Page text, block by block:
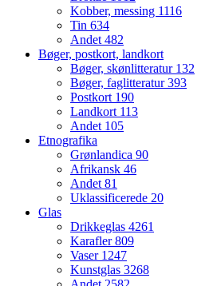
Kobber, messing 1116
Tin 634
Andet482
Bøger, postkort, landkort
Bøger, skønlitteratur 132
Bøger, faglitteratur393
Postkort 190
Landkort 113
Andet 105
Etnografika
Grønlandica 90
Afrikansk 46
Andet81
Uklassificerede 20
Glas
Drikkeglas 4261
Karafler809
Vaser 1247
Kunstglas 3268